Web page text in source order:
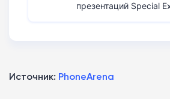
презентаций Special
Источник: PhoneArena